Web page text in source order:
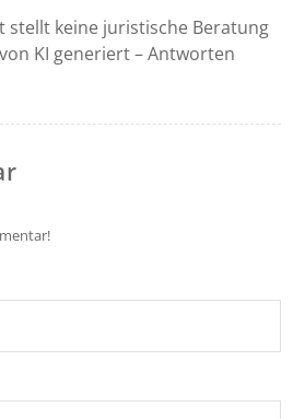
stellt keine juristische Beratung
KI generiert – Antworten